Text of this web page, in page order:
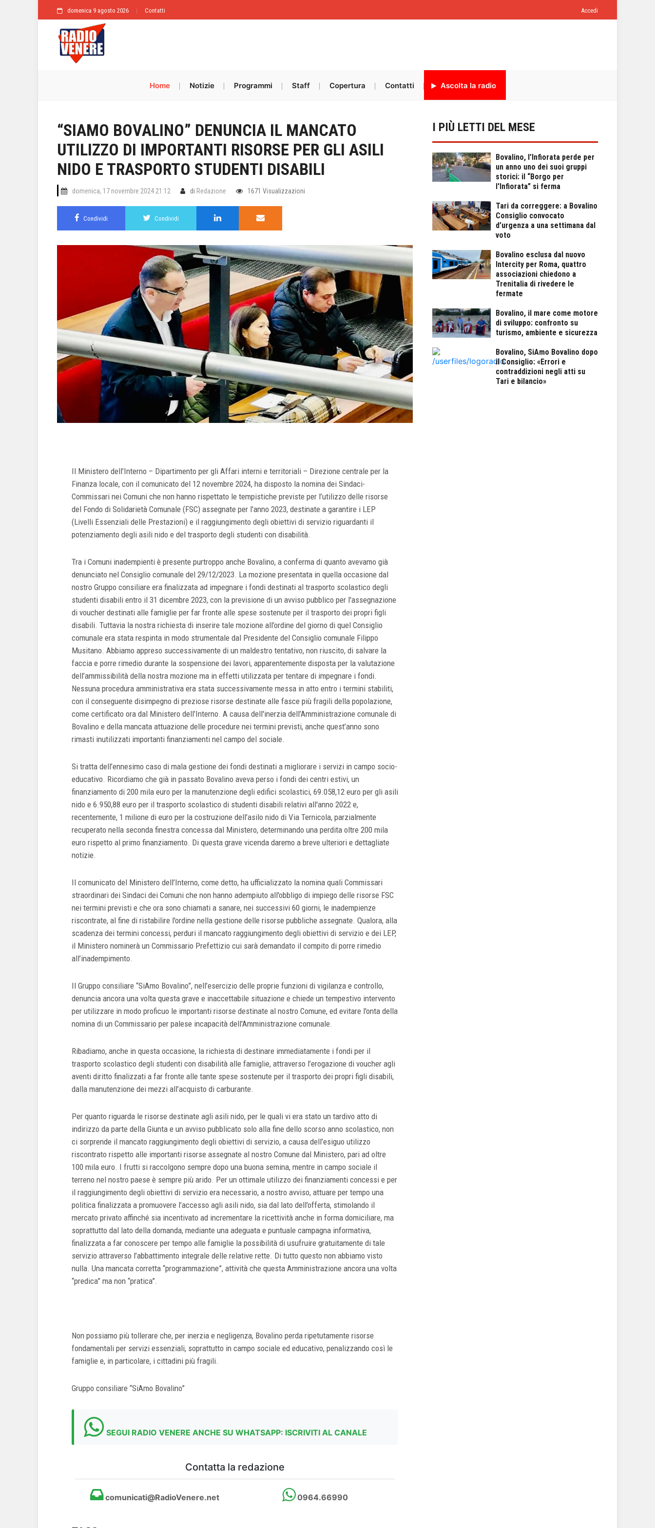
domenica 9 agosto 2026 Contatti Accedi
Home Notizie Programmi Staff Copertura Contatti Ascolta la radio
“SIAMO BOVALINO” DENUNCIA IL MANCATO
UTILIZZO DI IMPORTANTI RISORSE PER GLI ASILI
NIDO E TRASPORTO STUDENTI DISABILI
domenica, 17 novembre 2024 21:12 di Redazione 1671 Visualizzazioni
Condividi Condividi
Il Ministero dell’Interno – Dipartimento per gli Affari interni e territoriali – Direzione centrale per la
Finanza locale, con il comunicato del 12 novembre 2024, ha disposto la nomina dei Sindaci-
Commissari nei Comuni che non hanno rispettato le tempistiche previste per l’utilizzo delle risorse
del Fondo di Solidarietà Comunale (FSC) assegnate per l'anno 2023, destinate a garantire i LEP
(Livelli Essenziali delle Prestazioni) e il raggiungimento degli obiettivi di servizio riguardanti il
potenziamento degli asili nido e del trasporto degli studenti con disabilità.
Tra i Comuni inadempienti è presente purtroppo anche Bovalino, a conferma di quanto avevamo già
denunciato nel Consiglio comunale del 29/12/2023. La mozione presentata in quella occasione dal
nostro Gruppo consiliare era finalizzata ad impegnare i fondi destinati al trasporto scolastico degli
studenti disabili entro il 31 dicembre 2023, con la previsione di un avviso pubblico per l'assegnazione
di voucher destinati alle famiglie per far fronte alle spese sostenute per il trasporto dei propri figli
disabili. Tuttavia la nostra richiesta di inserire tale mozione all’ordine del giorno di quel Consiglio
comunale era stata respinta in modo strumentale dal Presidente del Consiglio comunale Filippo
Musitano. Abbiamo appreso successivamente di un maldestro tentativo, non riuscito, di salvare la
faccia e porre rimedio durante la sospensione dei lavori, apparentemente disposta per la valutazione
dell’ammissibilità della nostra mozione ma in effetti utilizzata per tentare di impegnare i fondi.
Nessuna procedura amministrativa era stata successivamente messa in atto entro i termini stabiliti,
con il conseguente disimpegno di preziose risorse destinate alle fasce più fragili della popolazione,
come certificato ora dal Ministero dell’Interno. A causa dell'inerzia dell’Amministrazione comunale di
Bovalino e della mancata attuazione delle procedure nei termini previsti, anche quest’anno sono
rimasti inutilizzati importanti finanziamenti nel campo del sociale.
Si tratta dell’ennesimo caso di mala gestione dei fondi destinati a migliorare i servizi in campo socio-
educativo. Ricordiamo che già in passato Bovalino aveva perso i fondi dei centri estivi, un
finanziamento di 200 mila euro per la manutenzione degli edifici scolastici, 69.058,12 euro per gli asili
nido e 6.950,88 euro per il trasporto scolastico di studenti disabili relativi all'anno 2022 e,
recentemente, 1 milione di euro per la costruzione dell’asilo nido di Via Ternicola, parzialmente
recuperato nella seconda finestra concessa dal Ministero, determinando una perdita oltre 200 mila
euro rispetto al primo finanziamento. Di questa grave vicenda daremo a breve ulteriori e dettagliate
notizie.
Il comunicato del Ministero dell’Interno, come detto, ha ufficializzato la nomina quali Commissari
straordinari dei Sindaci dei Comuni che non hanno adempiuto all'obbligo di impiego delle risorse FSC
nei termini previsti e che ora sono chiamati a sanare, nei successivi 60 giorni, le inadempienze
riscontrate, al fine di ristabilire l'ordine nella gestione delle risorse pubbliche assegnate. Qualora, alla
scadenza dei termini concessi, perduri il mancato raggiungimento degli obiettivi di servizio e dei LEP,
il Ministero nominerà un Commissario Prefettizio cui sarà demandato il compito di porre rimedio
all’inadempimento.
Il Gruppo consiliare “SiAmo Bovalino”, nell’esercizio delle proprie funzioni di vigilanza e controllo,
denuncia ancora una volta questa grave e inaccettabile situazione e chiede un tempestivo intervento
per utilizzare in modo proficuo le importanti risorse destinate al nostro Comune, ed evitare l'onta della
nomina di un Commissario per palese incapacità dell'Amministrazione comunale.
Ribadiamo, anche in questa occasione, la richiesta di destinare immediatamente i fondi per il
trasporto scolastico degli studenti con disabilità alle famiglie, attraverso l’erogazione di voucher agli
aventi diritto finalizzati a far fronte alle tante spese sostenute per il trasporto dei propri figli disabili,
dalla manutenzione dei mezzi all’acquisto di carburante.
Per quanto riguarda le risorse destinate agli asili nido, per le quali vi era stato un tardivo atto di
indirizzo da parte della Giunta e un avviso pubblicato solo alla fine dello scorso anno scolastico, non
ci sorprende il mancato raggiungimento degli obiettivi di servizio, a causa dell’esiguo utilizzo
riscontrato rispetto alle importanti risorse assegnate al nostro Comune dal Ministero, pari ad oltre
100 mila euro. I frutti si raccolgono sempre dopo una buona semina, mentre in campo sociale il
terreno nel nostro paese è sempre più arido. Per un ottimale utilizzo dei finanziamenti concessi e per
il raggiungimento degli obiettivi di servizio era necessario, a nostro avviso, attuare per tempo una
politica finalizzata a promuovere l’accesso agli asili nido, sia dal lato dell’offerta, stimolando il
mercato privato affinché sia incentivato ad incrementare la ricettività anche in forma domiciliare, ma
soprattutto dal lato della domanda, mediante una adeguata e puntuale campagna informativa,
finalizzata a far conoscere per tempo alle famiglie la possibilità di usufruire gratuitamente di tale
servizio attraverso l’abbattimento integrale delle relative rette. Di tutto questo non abbiamo visto
nulla. Una mancata corretta “programmazione”, attività che questa Amministrazione ancora una volta
“predica” ma non “pratica”.
Non possiamo più tollerare che, per inerzia e negligenza, Bovalino perda ripetutamente risorse
fondamentali per servizi essenziali, soprattutto in campo sociale ed educativo, penalizzando così le
famiglie e, in particolare, i cittadini più fragili.
Gruppo consiliare “SiAmo Bovalino”
SEGUI RADIO VENERE ANCHE SU WHATSAPP: ISCRIVITI AL CANALE
Contatta la redazione
comunicati@RadioVenere.net 0964.66990
I PIÙ LETTI DEL MESE
Bovalino, l’Infiorata perde per
un anno uno dei suoi gruppi
storici: il “Borgo per
l'Infiorata” si ferma
Tari da correggere: a Bovalino
Consiglio convocato
d’urgenza a una settimana dal
voto
Bovalino esclusa dal nuovo
Intercity per Roma, quattro
associazioni chiedono a
Trenitalia di rivedere le
fermate
Bovalino, il mare come motore
di sviluppo: confronto su
turismo, ambiente e sicurezza
Bovalino, SiAmo Bovalino dopo
il Consiglio: «Errori e
contraddizioni negli atti su
Tari e bilancio»